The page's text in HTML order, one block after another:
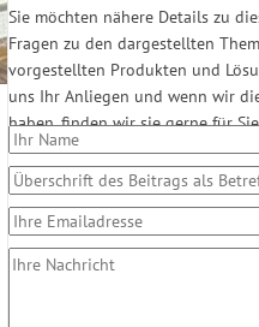
Sie möchten nähere Details zu
Fragen zu den dargestellten
vorgestellten Produkten und
uns Ihr Anliegen und wenn wir
haben, finden wir sie gerne für